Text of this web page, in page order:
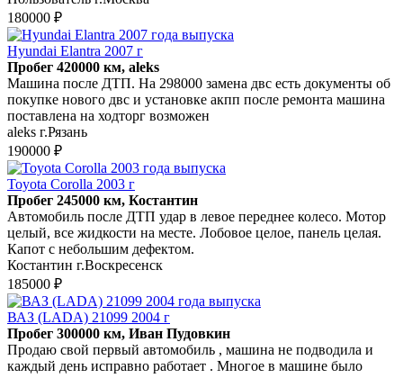
180000 ₽
Hyundai Elantra 2007 г
Пробег 420000 км, aleks
Машина после ДТП. На 298000 замена двс есть документы об
покупке нового двс и установке акпп после ремонта машина
поставлена на ходторг возможен
aleks г.Рязань
190000 ₽
Toyota Corolla 2003 г
Пробег 245000 км, Костантин
Автомобиль после ДТП удар в левое переднее колесо. Мотор
целый, все жидкости на месте. Лобовое целое, панель целая.
Капот с небольшим дефектом.
Костантин г.Воскресенск
185000 ₽
ВАЗ (LADA) 21099 2004 г
Пробег 300000 км, Иван Пудовкин
Продаю свой первый автомобиль , машина не подводила и
каждый день исправно работает . Многое в машине было